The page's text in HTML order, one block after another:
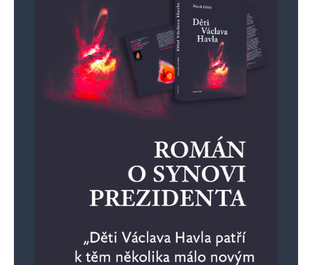
Webová stránka
Uložit do prohlížeče jméno, e-mail a webovou stránku pro budoucí